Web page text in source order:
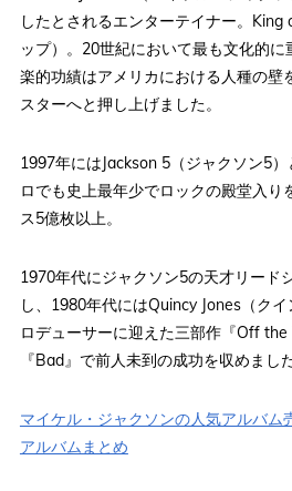
したとされるエンターテイナー。
ップ）。20世紀において最も文化的
楽的功績はアメリカにおける人種の壁
スターへと押し上げました。
1997年にはJackson 5（ジャクソン5
ロでも史上最年少でロックの殿堂入り
ス5億枚以上。
1970年代にジャクソン5の天才リード
し、1980年代にはQuincy Jones（ク
ロデューサーに迎えた三部作『Off the
『Bad』で前人未到の成功を収めました
マイケル・ジャクソンの人気アルバム
アルバムまとめ